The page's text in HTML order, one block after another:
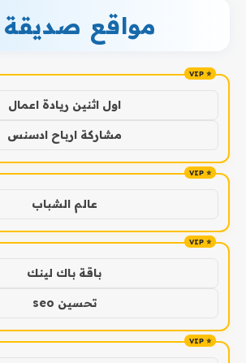
مواقع صديقة
اول اثنين ريادة اعمال
مشاركة ارباح ادسنس
عالم الشباب
باقة باك لينك
تحسين seo